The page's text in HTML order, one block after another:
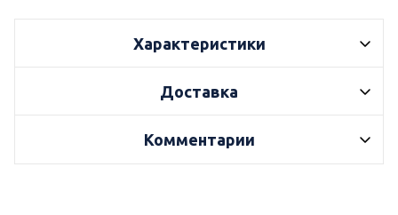
Характеристики
Доставка
Комментарии